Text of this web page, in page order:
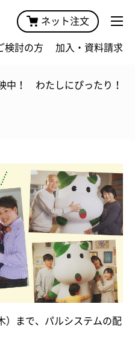
ネット注文
検討の方 加入・資料請求
中！ わたしにぴったり！
）まで、パルシステムの配